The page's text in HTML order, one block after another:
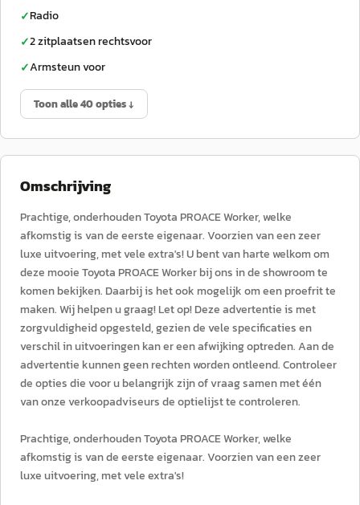
✓Radio
✓2 zitplaatsen rechtsvoor
✓Armsteun voor
Toon alle 40 opties ↓
Omschrijving
Prachtige, onderhouden Toyota PROACE Worker, welke
afkomstig is van de eerste eigenaar. Voorzien van een zeer
luxe uitvoering, met vele extra's! U bent van harte welkom om
deze mooie Toyota PROACE Worker bij ons in de showroom te
komen bekijken. Daarbij is het ook mogelijk om een proefrit te
maken. Wij helpen u graag! Let op! Deze advertentie is met
zorgvuldigheid opgesteld, gezien de vele specificaties en
verschil in uitvoeringen kan er een afwijking optreden. Aan de
advertentie kunnen geen rechten worden ontleend. Controleer
de opties die voor u belangrijk zijn of vraag samen met één
van onze verkoopadviseurs de optielijst te controleren.
Prachtige, onderhouden Toyota PROACE Worker, welke
afkomstig is van de eerste eigenaar. Voorzien van een zeer
luxe uitvoering, met vele extra's!